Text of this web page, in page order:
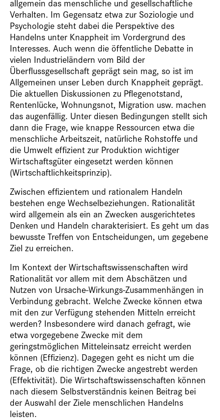
allgemein das menschliche und gesellschaftliche
Verhalten. Im Gegensatz etwa zur Soziologie und
Psychologie steht dabei die Perspektive des
Handelns unter Knappheit im Vordergrund des
Interesses. Auch wenn die öffentliche Debatte in
vielen Industrieländern vom Bild der
Überflussgesellschaft geprägt sein mag, so ist im
Allgemeinen unser Leben durch Knappheit geprägt.
Die aktuellen Diskussionen zu Pflegenotstand,
Rentenlücke, Wohnungsnot, Migration usw. machen
das augenfällig. Unter diesen Bedingungen stellt sich
dann die Frage, wie knappe Ressourcen etwa die
menschliche Arbeitszeit, natürliche Rohstoffe und
die Umwelt effizient zur Produktion wichtiger
Wirtschaftsgüter eingesetzt werden können
(Wirtschaftlichkeitsprinzip).
Zwischen effizientem und rationalem Handeln
bestehen enge Wechselbeziehungen. Rationalität
wird allgemein als ein an Zwecken ausgerichtetes
Denken und Handeln charakterisiert. Es geht um das
bewusste Treffen von Entscheidungen, um gegebene
Ziel zu erreichen.
Im Kontext der Wirtschaftswissenschaften wird
Rationalität vor allem mit dem Abschätzen und
Nutzen von Ursache-Wirkungs-Zusammenhängen in
Verbindung gebracht. Welche Zwecke können etwa
mit den zur Verfügung stehenden Mitteln erreicht
werden? Insbesondere wird danach gefragt, wie
etwa vorgegebene Zwecke mit dem
geringstmöglichen Mitteleinsatz erreicht werden
können (Effizienz). Dagegen geht es nicht um die
Frage, ob die richtigen Zwecke angestrebt werden
(Effektivität). Die Wirtschaftswissenschaften können
nach diesem Selbstverständnis keinen Beitrag bei
der Auswahl der Ziele menschlichen Handelns
leisten.